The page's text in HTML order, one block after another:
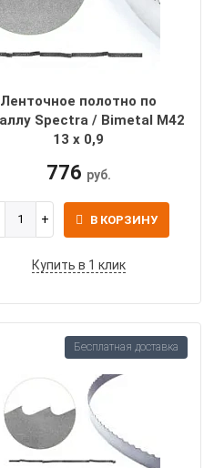
Ленточное полотно по
Spectra / Bimetal M42
13 х 0,9
776 руб.
В КОРЗИНУ
Купить в 1 клик
Бесплатная доставка